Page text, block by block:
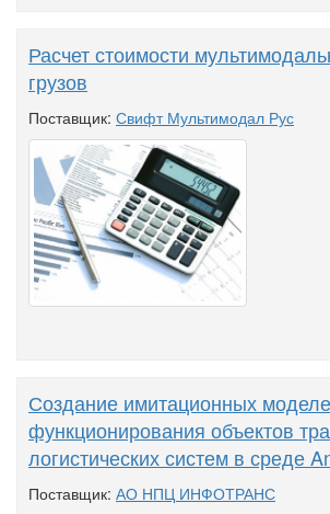
Расчет стоимости
грузов
Поставщик: Свифт Мультимодал Рус
Создание имитационных
функционирования объектов
логистических систем в среде
Поставщик: АО НПЦ ИНФОТРАНС